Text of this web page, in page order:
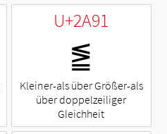
U+2A91
⪑
Kleiner-als über Größer-als
über doppelzeiliger
Gleichheit